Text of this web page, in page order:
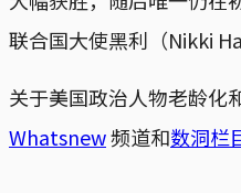
联合国大使黑利（Nikki
关于美国政治人物老龄化
Whatsnew频道和数洞栏